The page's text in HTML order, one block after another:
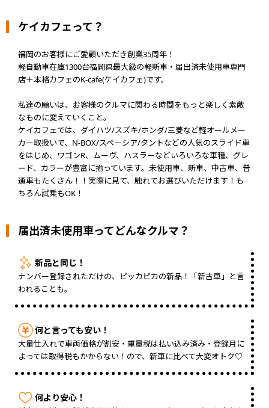
ケイカフェって？
福岡のお客様にご愛顧いただき創業35周年！
軽自動車在庫1300台福岡県最大級の軽新車・届出済未使用車専門
店＋本格カフェのK-cafe(ケイカフェ)です。
私達の願いは、お客様のクルマに関わる時間をもっと楽しく素敵
なものに変えていくこと。
ケイカフェでは、ダイハツ/スズキ/ホンダ/三菱など軽オールメー
カー取扱いで、N-BOX/スペーシア/タントなどの人気のスライド車
をはじめ、ワゴンR、ムーヴ、ハスラーなどいろいろな車種、グレ
ード、カラーが豊富に揃っています。未使用車、新車、中古車、普
通車もたくさん！！実際に見て、触れてお選びいただけます！も
ちろん試乗もOK！
届出済未使用車ってどんなクルマ？
新品と同じ！
ナンバー登録されただけの、ピッカピカの新品！「新古車」と言
われることも。
何と言っても安い！
大量仕入れで車両価格が割安・重量税は払い込み済み・登録月に
よっては取得税もかからない！ので、新車に比べて大変オトク♡
何より安心！